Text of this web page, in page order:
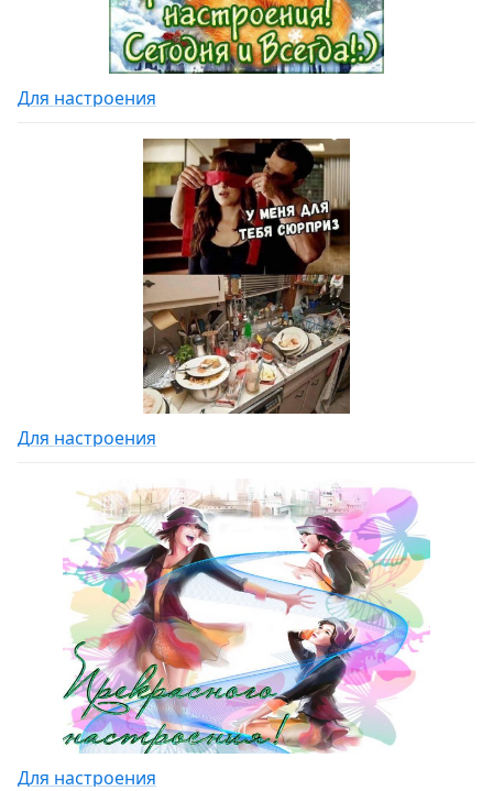
Для настроения
Для настроения
Для настроения